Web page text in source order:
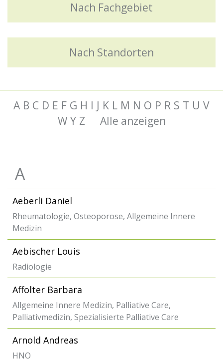
Nach Fachgebiet
Nach Standorten
A B C D E F G H I J K L M N O P R S T U V
W Y Z Alle anzeigen
A
Aeberli Daniel
Rheumatologie, Osteoporose, Allgemeine Innere
Medizin
Aebischer Louis
Radiologie
Affolter Barbara
Allgemeine Innere Medizin, Palliative Care,
Palliativmedizin, Spezialisierte Palliative Care
Arnold Andreas
HNO